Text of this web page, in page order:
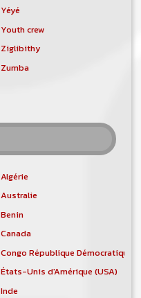
Yéyé
Youth crew
Ziglibithy
Zumba
Algérie
Australie
Benin
Canada
Congo République Démocratique
États-Unis d'Amérique (USA)
Inde